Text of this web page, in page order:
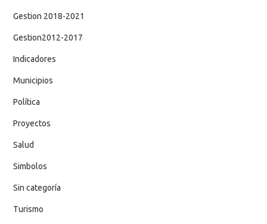
Gestion 2018-2021
Gestion2012-2017
Indicadores
Municipios
Política
Proyectos
Salud
Simbolos
Sin categoría
Turismo